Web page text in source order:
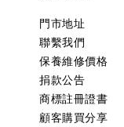
門市地址
聯繫我們
保養維修價格
捐款公告
商標註冊證書
顧客購買分享